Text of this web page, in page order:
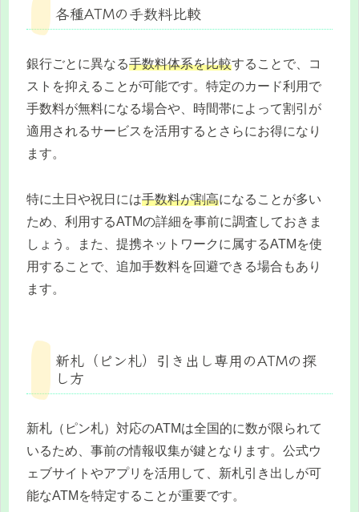
各種ATMの手数料比較
銀行ごとに異なる手数料体系を比較することで、コ
ストを抑えることが可能です。特定のカード利用で
手数料が無料になる場合や、時間帯によって割引が
適用されるサービスを活用するとさらにお得になり
ます。
特に土日や祝日には手数料が割高になることが多い
ため、利用するATMの詳細を事前に調査しておきま
しょう。また、提携ネットワークに属するATMを使
用することで、追加手数料を回避できる場合もあり
ます。
新札（ピン札）引き出し専用のATMの探
し方
新札（ピン札）対応のATMは全国的に数が限られて
いるため、事前の情報収集が鍵となります。公式ウ
ェブサイトやアプリを活用して、新札引き出しが可
能なATMを特定することが重要です。